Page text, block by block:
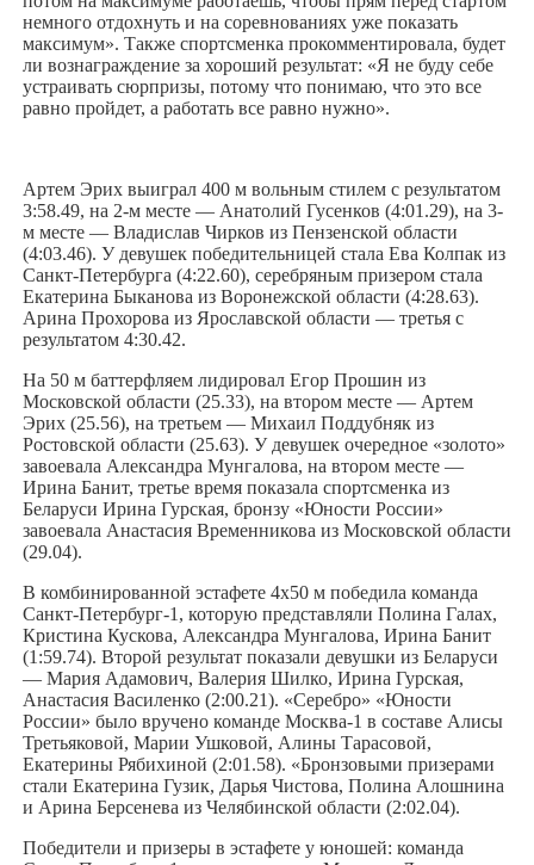
немного отдохнуть и на соревнованиях уже показать
максимум». Также спортсменка прокомментировала, будет
ли вознаграждение за хороший результат: «Я не буду себе
устраивать сюрпризы, потому что понимаю, что это все
равно пройдет, а работать все равно нужно».
Артем Эрих выиграл 400 м вольным стилем с результатом
3:58.49, на 2-м месте — Анатолий Гусенков (4:01.29), на 3-
м месте — Владислав Чирков из Пензенской области
(4:03.46). У девушек победительницей стала Ева Колпак из
Санкт-Петербурга (4:22.60), серебряным призером стала
Екатерина Быканова из Воронежской области (4:28.63).
Арина Прохорова из Ярославской области — третья с
результатом 4:30.42.
На 50 м баттерфляем лидировал Егор Прошин из
Московской области (25.33), на втором месте — Артем
Эрих (25.56), на третьем — Михаил Поддубняк из
Ростовской области (25.63). У девушек очередное «золото»
завоевала Александра Мунгалова, на втором месте —
Ирина Банит, третье время показала спортсменка из
Беларуси Ирина Гурская, бронзу «Юности России»
завоевала Анастасия Временникова из Московской области
(29.04).
В комбинированной эстафете 4х50 м победила команда
Санкт-Петербург-1, которую представляли Полина Галах,
Кристина Кускова, Александра Мунгалова, Ирина Банит
(1:59.74). Второй результат показали девушки из Беларуси
— Мария Адамович, Валерия Шилко, Ирина Гурская,
Анастасия Василенко (2:00.21). «Серебро» «Юности
России» было вручено команде Москва-1 в составе Алисы
Третьяковой, Марии Ушковой, Алины Тарасовой,
Екатерины Рябихиной (2:01.58). «Бронзовыми призерами
стали Екатерина Гузик, Дарья Чистова, Полина Алошнина
и Арина Берсенева из Челябинской области (2:02.04).
Победители и призеры в эстафете у юношей: команда